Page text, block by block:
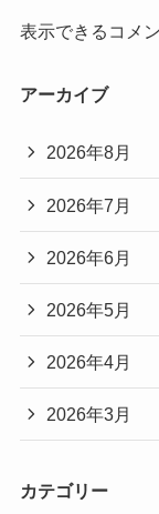
表示できるコメ
アーカイブ
2026年8月
2026年7月
2026年6月
2026年5月
2026年4月
2026年3月
カテゴリー